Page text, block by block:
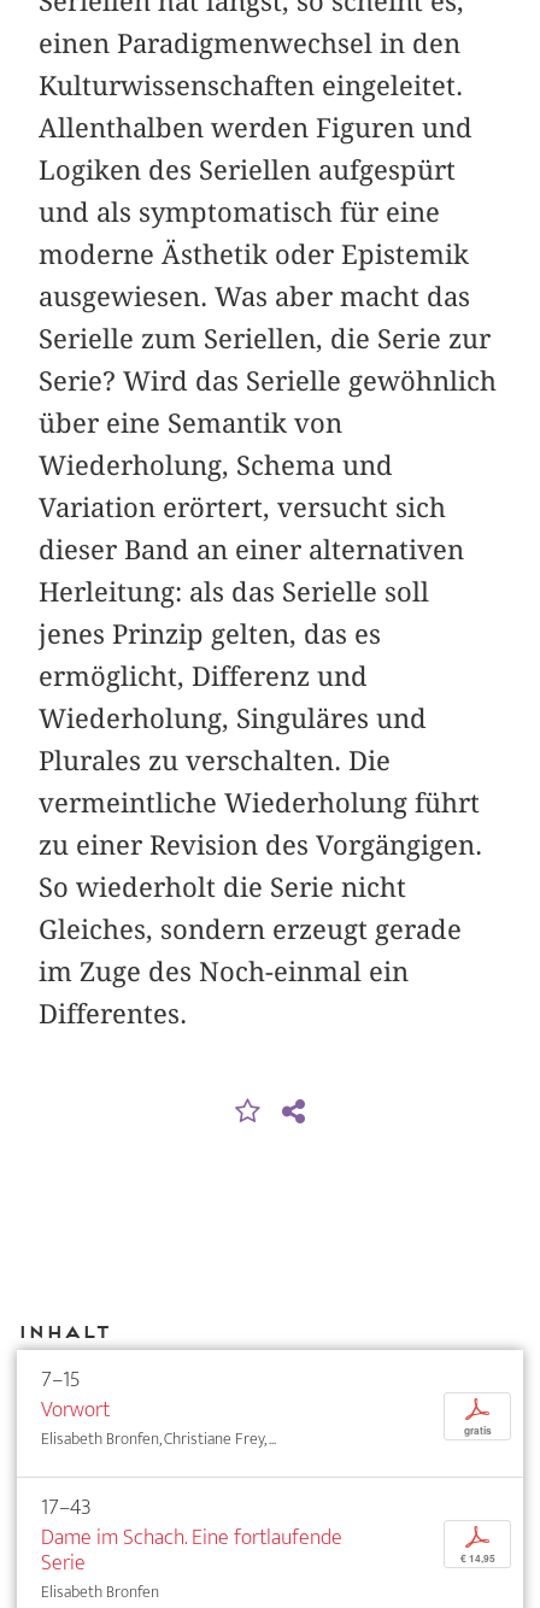
einen Paradigmenwechsel in den
Kulturwissenschaften eingeleitet.
Allenthalben werden Figuren und
Logiken des Seriellen aufgespürt
und als symptomatisch für eine
moderne Ästhetik oder Epistemik
ausgewiesen. Was aber macht das
Serielle zum Seriellen, die Serie zur
Serie? Wird das Serielle gewöhnlich
über eine Semantik von
Wiederholung, Schema und
Variation erörtert, versucht sich
dieser Band an einer alternativen
Herleitung: als das Serielle soll
jenes Prinzip gelten, das es
ermöglicht, Differenz und
Wiederholung, Singuläres und
Plurales zu verschalten. Die
vermeintliche Wiederholung führt
zu einer Revision des Vorgängigen.
So wiederholt die Serie nicht
Gleiches, sondern erzeugt gerade
im Zuge des Noch-einmal ein
Differentes.
Inhalt
7–15
Vorwort
Elisabeth Bronfen, Christiane Frey, ...
p
gratis
17–43
Dame im Schach. Eine fortlaufende
Serie
Elisabeth Bronfen
p
€ 14,95